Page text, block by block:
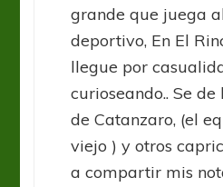
grande que juega
deportivo, En El
llegue por
curioseando.. Se
de Catanzaro, (el
viejo ) y otros
a compartir mis